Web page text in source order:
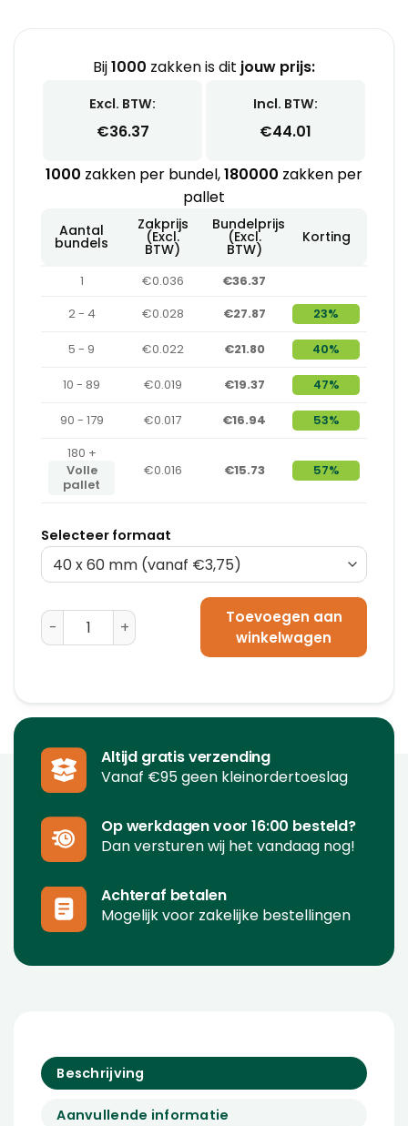
Bij1000 zakken is dit jouw prijs:
Excl. BTW:
€36.37
Incl. BTW:
€44.01
1000 zakken per bundel,180000 zakken per
pallet
Aantal
bundels
Zakprijs
(Excl.
BTW)
Bundelprijs
(Excl.
BTW)
Korting
1 €0.036
€36.37
2 - 4
€0.028 €27.87 23%
5 - 9 €0.022 €21.80 40%
10 - 89 €0.019 €19.37 47%
90 - 179 €0.017 €16.94
53%
180 +
Volle
pallet
€0.016 €15.73 57%
Selecteer formaat
Gripzakken 100 x 150 mm - Schrijfvlak aantal
Toevoegen aan
winkelwagen
Altijd gratis verzending
Vanaf €95 geen kleinordertoeslag
Op werkdagen voor 16:00 besteld?
Dan versturen wij het vandaag nog!
Achteraf betalen
Mogelijk voor zakelijke bestellingen
Beschrijving
Aanvullende informatie